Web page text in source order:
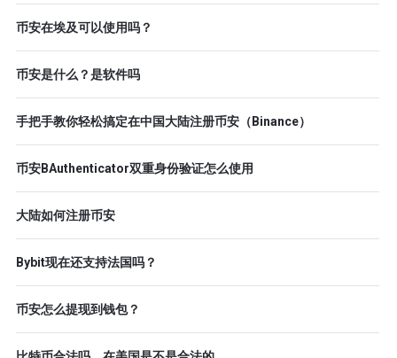
币安在埃及可以使用吗？
币安是什么？是软件吗
手把手教你轻松搞定在中国大陆注册币安（Binance）
币安BAuthenticator双重身份验证怎么使用
大陆如何注册币安
Bybit现在还支持法国吗？
币安怎么提现到钱包？